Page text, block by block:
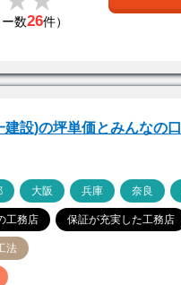
数26件）
建設)の坪単価とみんなの
大阪 兵庫 奈良
工務店 保証が充実した工務店
法